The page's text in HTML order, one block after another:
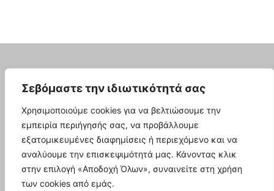
Σεβόμαστε την ιδιωτικότητά σας
Χρησιμοποιούμε cookies για να βελτιώσουμε την
εμπειρία περιήγησής σας, να προβάλλουμε
εξατομικευμένες διαφημίσεις ή περιεχόμενο και να
αναλύουμε την επισκεψιμότητά μας. Κάνοντας κλικ
στην επιλογή «Αποδοχή Όλων», συναινείτε στη χρήση
των cookies από εμάς.
Στοιχεία Επικοινωνίας
Πλατύστομο Φθιώτιδας
Τ.Κ. 350 11